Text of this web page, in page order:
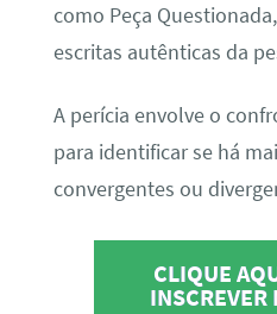
como Peça
escritas autênticas da
A perícia envolve o
para identificar se há
convergentes ou
CLIQUE
INSCREVER